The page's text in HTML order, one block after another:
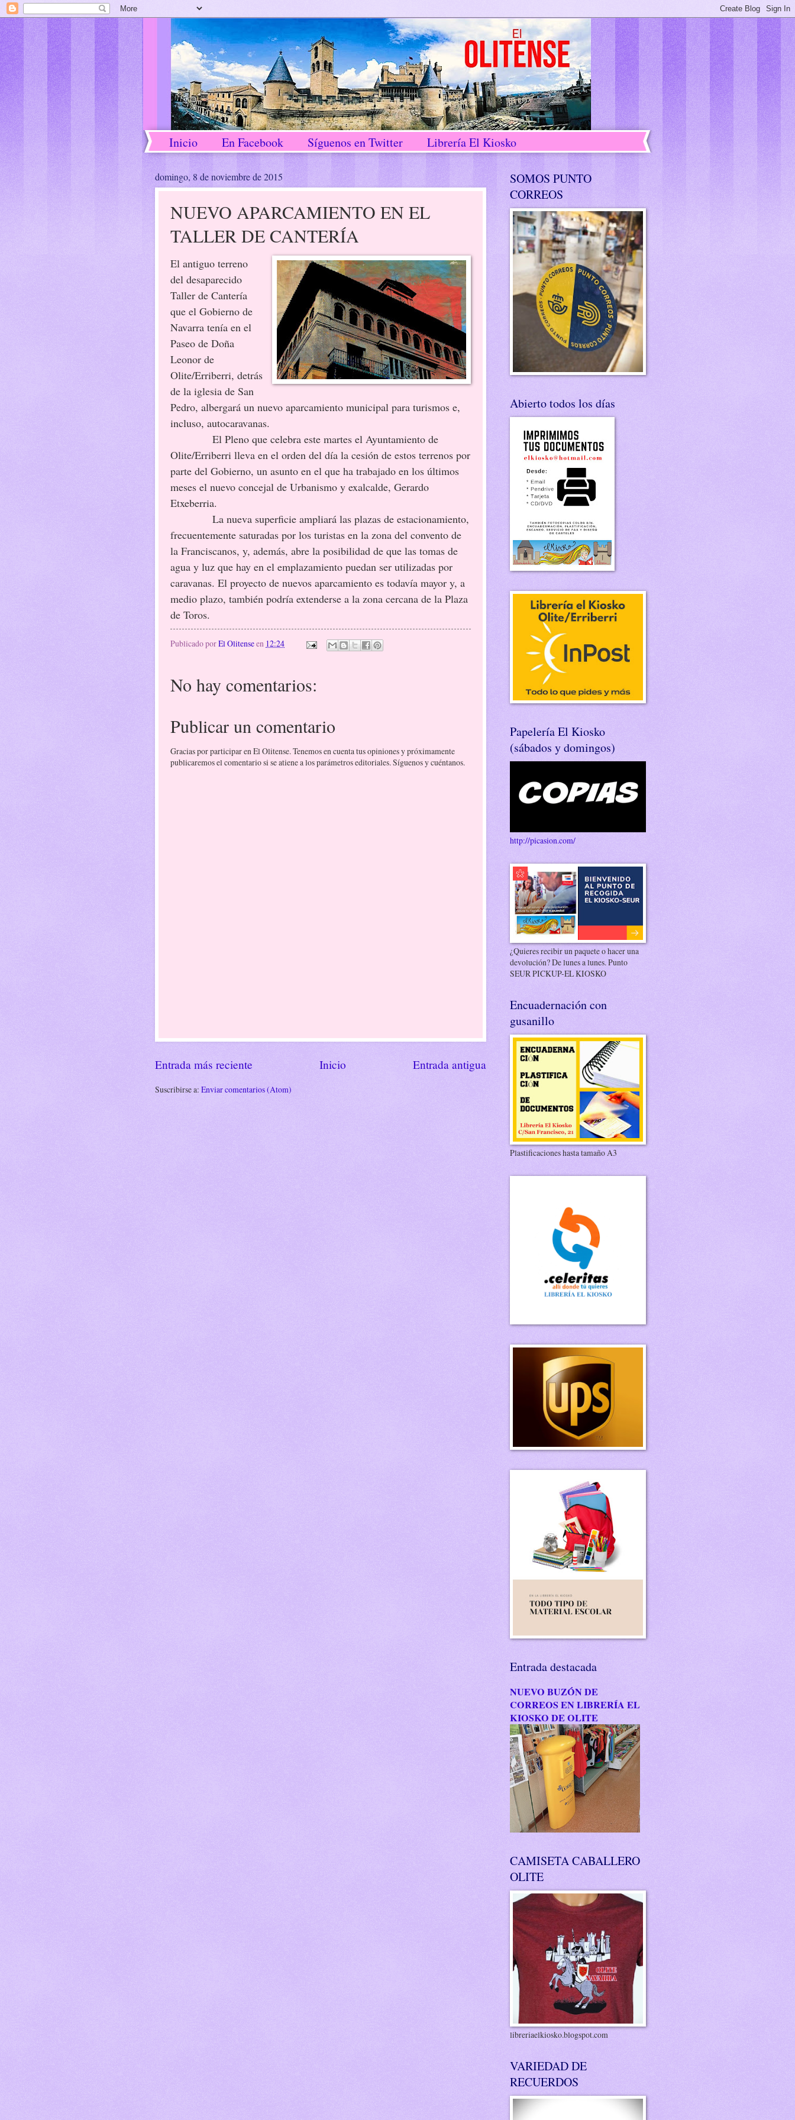
Inicio En Facebook Síguenos en Twitter Librería El Kiosko
domingo, 8 de noviembre de 2015
NUEVO APARCAMIENTO EN EL
TALLER DE CANTERÍA
El antiguo terreno
del desaparecido
Taller de Cantería
que el Gobierno de
Navarra tenía en el
Paseo de Doña
Leonor de
Olite/Erriberri, detrás
de la iglesia de San
Pedro, albergará un nuevo aparcamiento municipal para turismos e,
incluso, autocaravanas.
El Pleno que celebra este martes el Ayuntamiento de
Olite/Erriberri lleva en el orden del día la cesión de estos terrenos por
parte del Gobierno, un asunto en el que ha trabajado en los últimos
meses el nuevo concejal de Urbanismo y exalcalde, Gerardo
Etxeberria.
La nueva superficie ampliará las plazas de estacionamiento,
frecuentemente saturadas por los turistas en la zona del convento de
la Franciscanos, y, además, abre la posibilidad de que las tomas de
agua y luz que hay en el emplazamiento puedan ser utilizadas por
caravanas. El proyecto de nuevos aparcamiento es todavía mayor y, a
medio plazo, también podría extenderse a la zona cercana de la Plaza
de Toros.
Publicado porEl Olitenseen 12:24
No hay comentarios:
Publicar un comentario
Gracias por participar en El Olitense. Tenemos en cuenta tus opiniones y próximamente
publicaremos el comentario si se atiene a los parámetros editoriales. Síguenos y cuéntanos.
Entrada más reciente Entrada antigua
Inicio
Suscribirse a: Enviar comentarios (Atom)
SOMOS PUNTO
CORREOS
Abierto todos los días
Papelería El Kiosko
(sábados y domingos)
http://picasion.com/
¿Quieres recibir un paquete o hacer una
devolución? De lunes a lunes. Punto
SEUR PICKUP-EL KIOSKO
Encuadernación con
gusanillo
Plastificaciones hasta tamaño A3
Entrada destacada
NUEVO BUZÓN DE
CORREOS EN LIBRERÍA EL
KIOSKO DE OLITE
CAMISETA CABALLERO
OLITE
libreriaelkiosko.blogspot.com
VARIEDAD DE
RECUERDOS